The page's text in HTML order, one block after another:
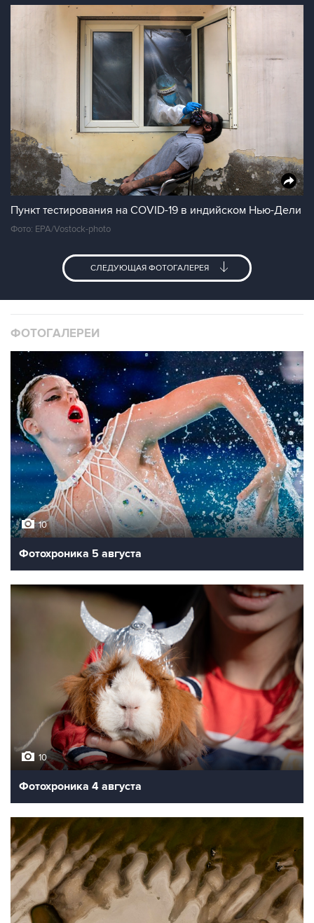
Пункт тестирования на COVID-19 в индийском Нью-Дели
Фото: EPA/Vostock-photo
СЛЕДУЮЩАЯ ФОТОГАЛЕРЕЯ
ФОТОГАЛЕРЕИ
10
Фотохроника 5 августа
10
Фотохроника 4 августа